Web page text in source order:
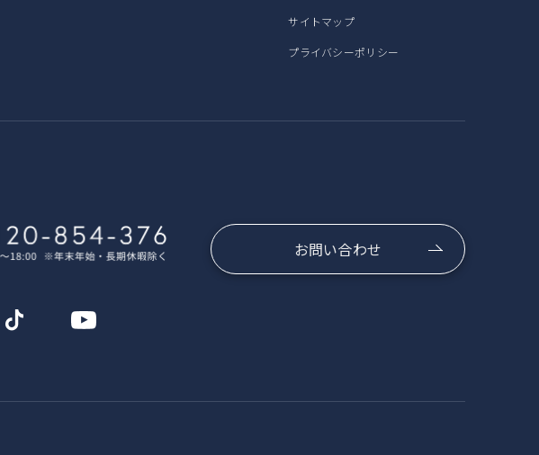
サイトマップ
プライバシーポリシー
お問い合わせ